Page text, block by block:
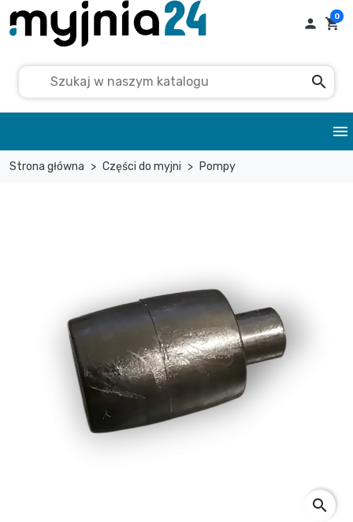
search
 shopping_cart
0
menu
Strona główna Części do myjni Pompy
search